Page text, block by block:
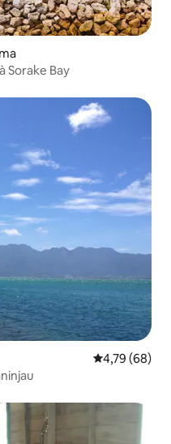
Sorake Bay
Évaluation
4,79 (68)